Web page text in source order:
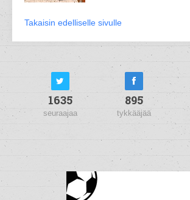
Takaisin edelliselle sivulle
1635
seuraajaa
895
tykkääjää